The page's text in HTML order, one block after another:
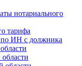
нотариального
тарифа
ИН с должника